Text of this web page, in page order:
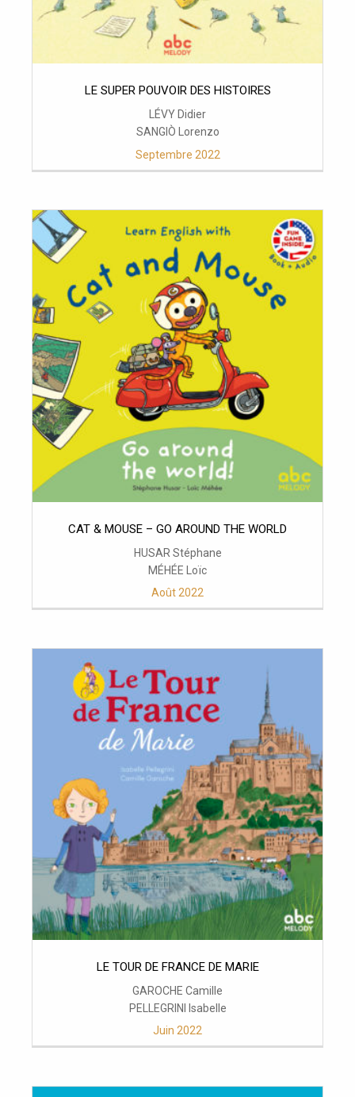
LE SUPER POUVOIR DES HISTOIRES
LÉVY Didier
SANGIÒ Lorenzo
Septembre 2022
CAT & MOUSE – GO AROUND THE WORLD
HUSAR Stéphane
MÉHÉE Loïc
Août 2022
LE TOUR DE FRANCE DE MARIE
GAROCHE Camille
PELLEGRINI Isabelle
Juin 2022